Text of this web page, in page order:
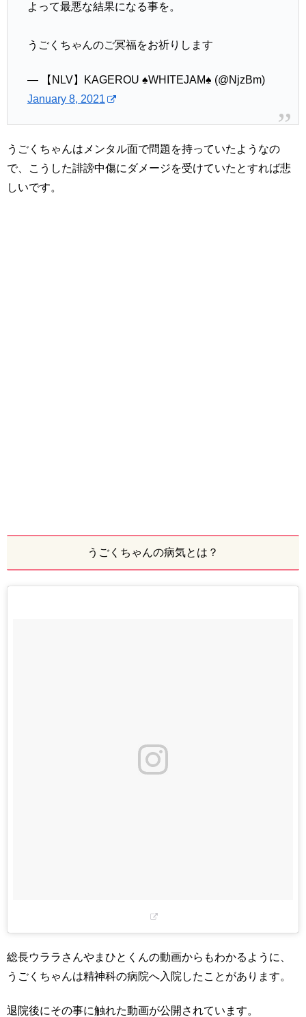
よって最悪な結果になる事を。
うごくちゃんのご冥福をお祈りします
— 【NLV】KAGEROU ♠️WHITEJAM♠️ (@NjzBm)
January 8, 2021
うごくちゃんはメンタル面で問題を持っていたようなの
で、こうした誹謗中傷にダメージを受けていたとすれば悲
しいです。
うごくちゃんの病気とは？
総長ウララさんやまひとくんの動画からもわかるように、
うごくちゃんは精神科の病院へ入院したことがあります。
退院後にその事に触れた動画が公開されています。